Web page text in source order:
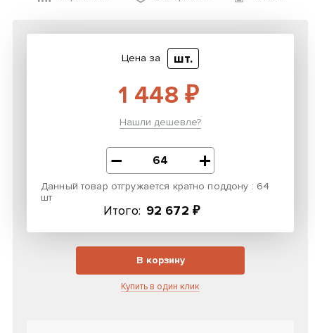
Цена за шт.
1 448 ₽
Нашли дешевле?
Данный товар отгружается кратно поддону : 64
шт
Итого: 92 672 ₽
В корзину
Купить в один клик